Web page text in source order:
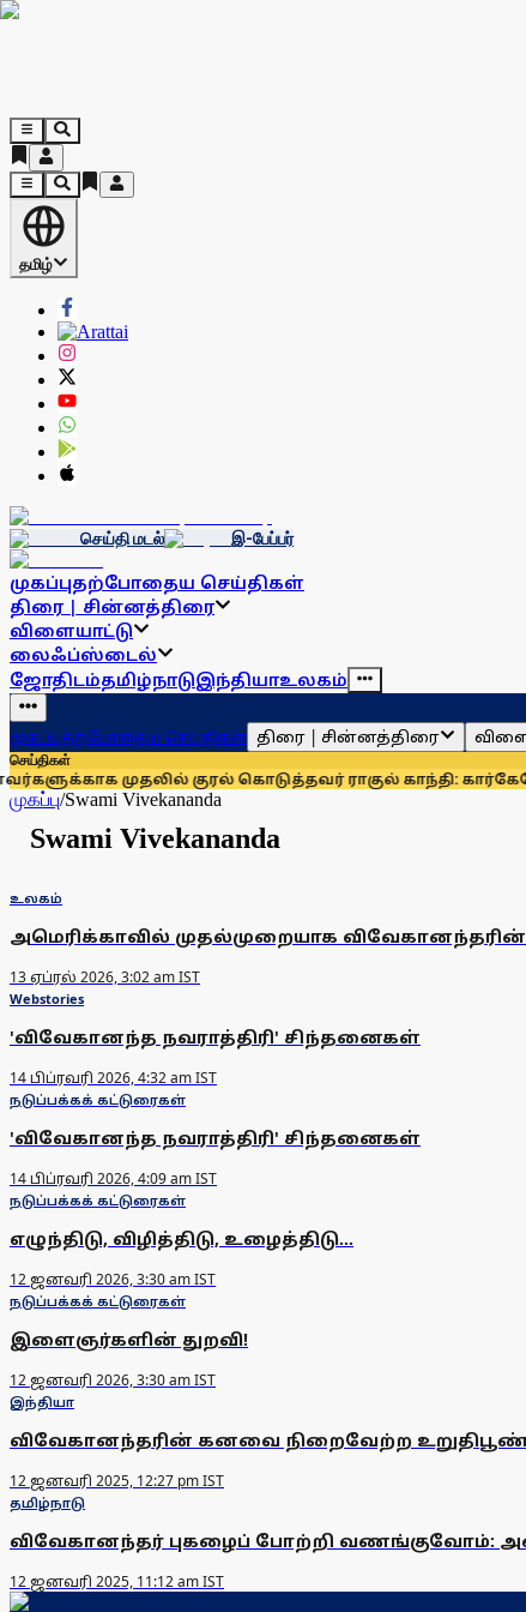
தமிழ்
செய்தி மடல் இ-பேப்பர்
முகப்புதற்போதைய செய்திகள்
திரை | சின்னத்திரை
விளையாட்டு
லைஃப்ஸ்டைல்
ஜோதிடம்தமிழ்நாடுஇந்தியாஉலகம்
முகப்புதற்போதைய செய்திகள் திரை | சின்னத்திரை
செய்திகள்
முதலில் குரல் கொடுத்தவர் ராகுல் காந்தி: கார்கே
முகப்பு/Swami Vivekananda
Swami Vivekananda
உலகம்
அமெரிக்காவில் முதல்முறையாக விவேகானந்தரின்
13 ஏப்ரல் 2026, 3:02 am IST
Webstories
'விவேகானந்த நவராத்திரி' சிந்தனைகள்
14 பிப்ரவரி 2026, 4:32 am IST
நடுப்பக்கக் கட்டுரைகள்
'விவேகானந்த நவராத்திரி' சிந்தனைகள்
14 பிப்ரவரி 2026, 4:09 am IST
நடுப்பக்கக் கட்டுரைகள்
எழுந்திடு, விழித்திடு, உழைத்திடு...
12 ஜனவரி 2026, 3:30 am IST
நடுப்பக்கக் கட்டுரைகள்
இளைஞர்களின் துறவி!
12 ஜனவரி 2026, 3:30 am IST
இந்தியா
விவேகானந்தரின் கனவை நிறைவேற்ற
12 ஜனவரி 2025, 12:27 pm IST
தமிழ்நாடு
விவேகானந்தர் புகழைப் போற்றி
12 ஜனவரி 2025, 11:12 am IST